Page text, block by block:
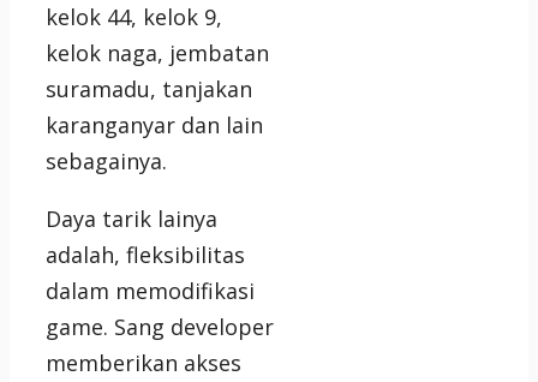
kelok 44, kelok 9,
kelok naga, jembatan
suramadu, tanjakan
karanganyar dan lain
sebagainya.
Daya tarik lainya
adalah, fleksibilitas
dalam memodifikasi
game. Sang developer
memberikan akses